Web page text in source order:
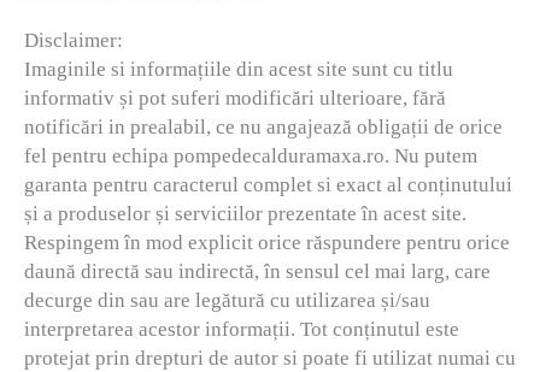
Disclaimer:
Imaginile si informațiile din acest site sunt cu titlu
informativ și pot suferi modificări ulterioare, fără
notificări in prealabil, ce nu angajează obligații de orice
fel pentru echipa pompedecalduramaxa.ro. Nu putem
garanta pentru caracterul complet si exact al conținutului
și a produselor și serviciilor prezentate în acest site.
Respingem în mod explicit orice răspundere pentru orice
daună directă sau indirectă, în sensul cel mai larg, care
decurge din sau are legătură cu utilizarea și/sau
interpretarea acestor informații. Tot conținutul este
protejat prin drepturi de autor si poate fi utilizat numai cu